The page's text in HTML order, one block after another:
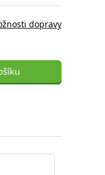
dopravy